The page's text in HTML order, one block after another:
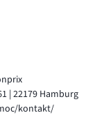
| 22179 Hamburg
kontakt/